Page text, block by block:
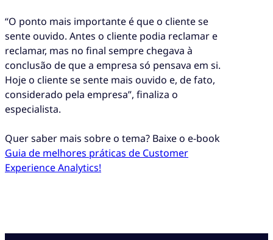
“O ponto mais importante é que o cliente se
sente ouvido. Antes o cliente podia reclamar e
reclamar, mas no final sempre chegava à
conclusão de que a empresa só pensava em si.
Hoje o cliente se sente mais ouvido e, de fato,
considerado pela empresa”, finaliza o
especialista.
Quer saber mais sobre o tema? Baixe o e-book
Guia de melhores práticas de Customer
Experience Analytics!